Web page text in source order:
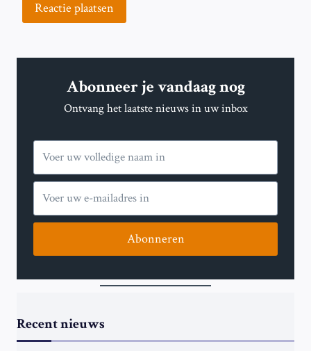
Abonneer je vandaag nog
Ontvang het laatste nieuws in uw inbox
Abonneren
Recent nieuws